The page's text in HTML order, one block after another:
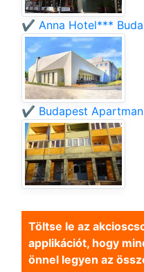
✔️ Anna Hotel***
✔️ Budapest
Töltse le az
applikációt, hogy
önnel legyen az